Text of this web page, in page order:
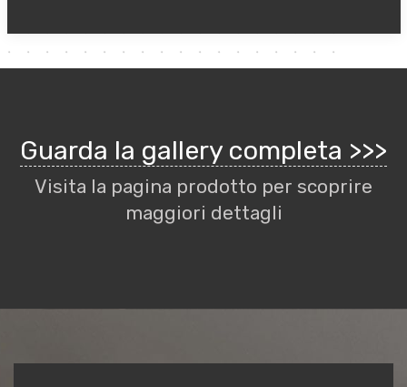
Guarda la gallery completa >>>
Visita la pagina prodotto per scoprire
maggiori dettagli